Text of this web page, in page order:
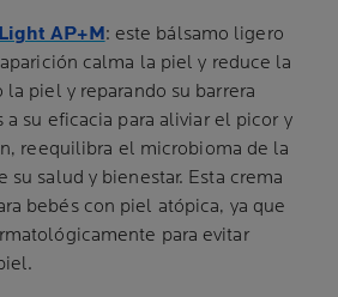
AP+M: este bálsamo ligero
calma la piel y reduce la
piel y reparando su barrera
a su eficacia para aliviar el picor y
reequilibra el microbioma de la
salud y bienestar. Esta crema
bebés con piel atópica, ya que
para evitar